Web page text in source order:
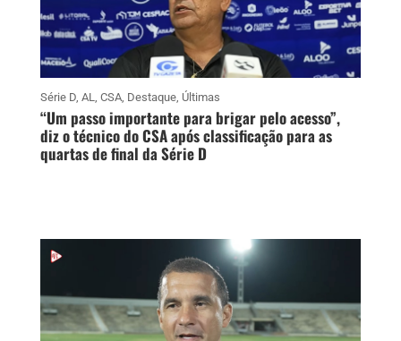
Série D, AL, CSA, Destaque, Últimas
“Um passo importante para brigar pelo acesso”,
diz o técnico do CSA após classificação para as
quartas de final da Série D